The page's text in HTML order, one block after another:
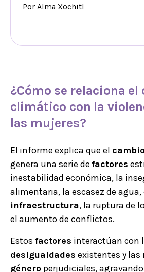
Por Alma Xochitl
¿Cómo se relaciona el
climático con la
las mujeres?
El informe explica que el
genera una serie de factores
inestabilidad económica, la
alimentaria, la escasez de agua,
infraestructura, la ruptura de
el aumento de conflictos.
Estos factores interactúan con
desigualdades existentes y las
género perjudiciales,